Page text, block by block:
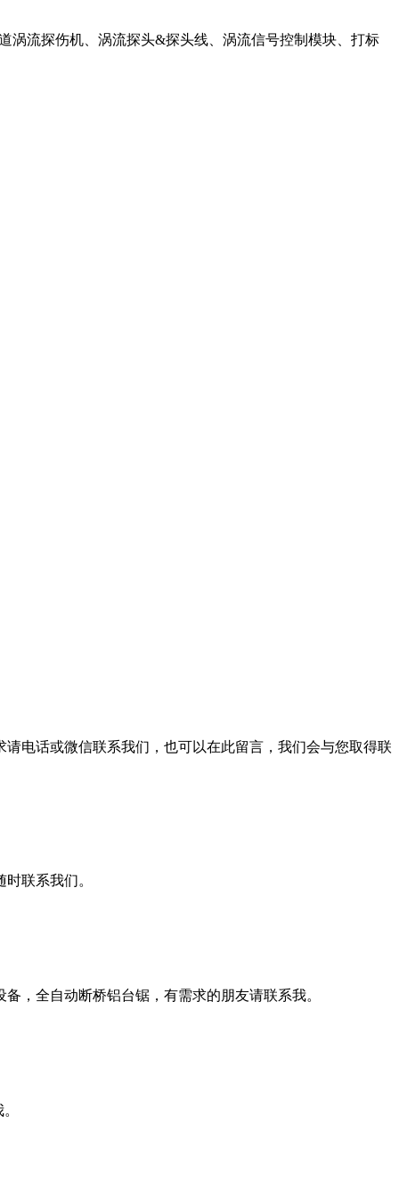
涡流探伤机、涡流探头&探头线、涡流信号控制模块、打标
电话或微信联系我们，也可以在此留言，我们会与您取得联
联系我们。
，全自动断桥铝台锯，有需求的朋友请联系我。